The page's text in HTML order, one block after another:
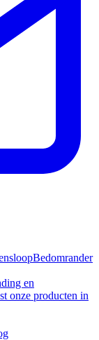
Bedomrander
en
onze producten in